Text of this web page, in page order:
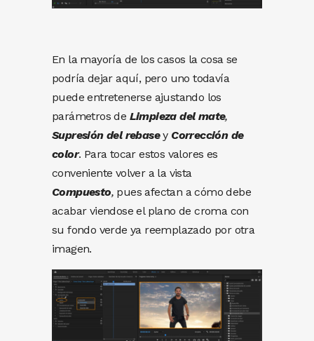
En la mayoría de los casos la cosa se
podría dejar aquí, pero uno todavía
puede entretenerse ajustando los
parámetros de Limpieza del mate,
Supresión del rebasey Corrección de
color. Para tocar estos valores es
conveniente volver a la vista
Compuesto, pues afectan a cómo debe
acabar viendose el plano de croma con
su fondo verde ya reemplazado por otra
imagen.